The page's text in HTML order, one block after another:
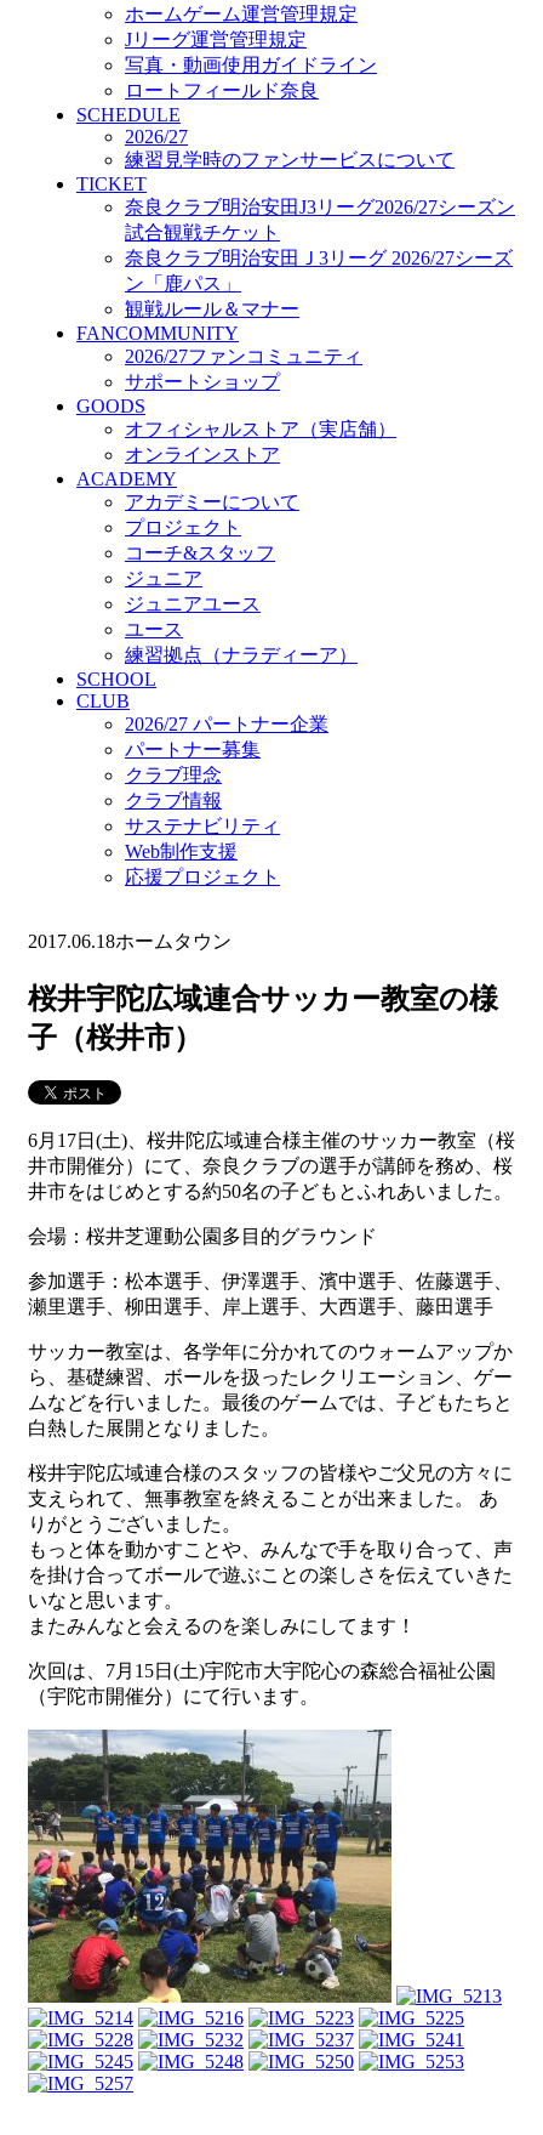
オンラインストア
ACADEMY
アカデミーについて
プロジェクト
コーチ&スタッフ
ジュニア
ジュニアユース
ユース
練習拠点（ナラディーア）
SCHOOL
CLUB
2026/27 パートナー企業
パートナー募集
クラブ理念
クラブ情報
サステナビリティ
Web制作支援
応援プロジェクト
ホームゲーム運営管理規定
Jリーグ運営管理規定
写真・動画使用ガイドライン
ロートフィールド奈良
SCHEDULE
2026/27
練習見学時のファンサービスについて
TICKET
奈良クラブ明治安田J3リーグ2026/27シーズン
試合観戦チケット
奈良クラブ明治安田Ｊ3リーグ 2026/27シーズ
ン「鹿パス」
観戦ルール＆マナー
FANCOMMUNITY
2026/27ファンコミュニティ
サポートショップ
GOODS
オフィシャルストア（実店舗）
オンラインストア
ACADEMY
アカデミーについて
プロジェクト
コーチ&スタッフ
ジュニア
ジュニアユース
ユース
練習拠点（ナラディーア）
SCHOOL
CLUB
2026/27 パートナー企業
パートナー募集
クラブ理念
クラブ情報
サステナビリティ
Web制作支援
応援プロジェクト
2017.06.18ホームタウン
桜井宇陀広域連合サッカー教室の様
子（桜井市）
6月17日(土)、桜井陀広域連合様主催のサッカー教室（桜
井市開催分）にて、奈良クラブの選手が講師を務め、桜
井市をはじめとする約50名の子どもとふれあいました。
会場：桜井芝運動公園多目的グラウンド
参加選手：松本選手、伊澤選手、濱中選手、佐藤選手、
瀬里選手、柳田選手、岸上選手、大西選手、藤田選手
サッカー教室は、各学年に分かれてのウォームアップか
ら、基礎練習、ボールを扱ったレクリエーション、ゲー
ムなどを行いました。最後のゲームでは、子どもたちと
白熱した展開となりました。
桜井宇陀広域連合様のスタッフの皆様やご父兄の方々に
支えられて、無事教室を終えることが出来ました。 あ
りがとうございました。
もっと体を動かすことや、みんなで手を取り合って、声
を掛け合ってボールで遊ぶことの楽しさを伝えていきた
いなと思います。
またみんなと会えるのを楽しみにしてます！
次回は、7月15日(土)宇陀市大宇陀心の森総合福祉公園
（宇陀市開催分）にて行います。